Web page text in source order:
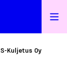
Kuljetus Oy